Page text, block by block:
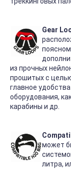
Gear
из прочных
прошитых с
главное
оборудования,
карабины и др.
может
литра,